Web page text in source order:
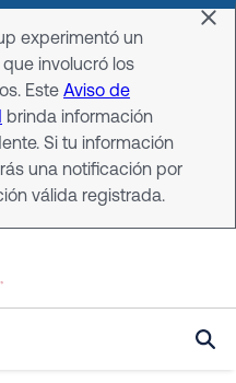
experimentó un
involucró los
Este Aviso de
brinda información
Si tu información
una notificación por
válida registrada.